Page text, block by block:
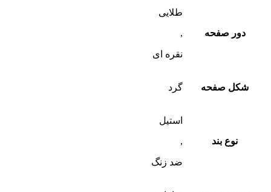
دور صفحه
طلایی
,
نقره ای
شکل صفحه گرد
نوع بند
استیل
,
ضد زنگ